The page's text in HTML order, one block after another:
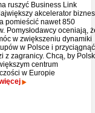
ruszyć Business Link
akcelerator
pomieścić nawet 850
Pomysłodawcy oceniają,
w zwiększeniu dynamiki
w Polsce i przyciągnąć
z zagranicy. Chcą, by
centrum
w Europie